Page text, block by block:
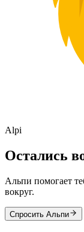
Alpi
Остались
Альпи помогает
вокруг.
Спросить Альпи